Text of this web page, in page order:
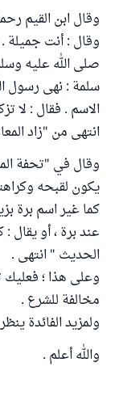
وقال ابن القيم
وقال : أنت جميلة
صلى الله عليه
سلمة : نهى رسول
الاسم . فقال : لا
انتهى من "زاد المعاد"
يكون لقبحه
كما غير اسم برة
عند برة ، أو يقال
الحديث " انتهى .
وعلى هذا ؛
مخالفة للشرع .
ولمزيد الفائدة
والله أعلم .